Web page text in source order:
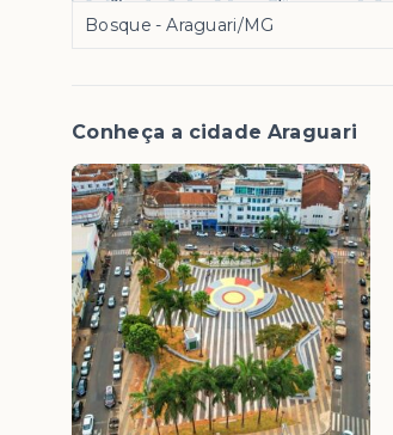
Bosque - Araguari/MG
Conheça a cidade Araguari